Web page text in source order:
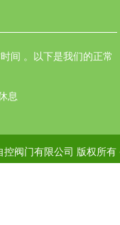
间 。以下是我们的正常
息
控阀门有限公司 版权所有